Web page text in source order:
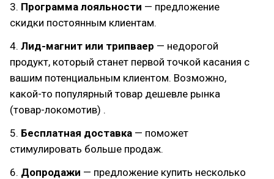
3. Программа лояльности — предложение
скидки постоянным клиентам.
4. Лид-магнит или трипваер — недорогой
продукт, который станет первой точкой касания с
вашим потенциальным клиентом. Возможно,
какой-то популярный товар дешевле рынка
(товар-локомотив) .
5. Бесплатная доставка — поможет
стимулировать больше продаж.
6. Допродажи — предложение купить несколько